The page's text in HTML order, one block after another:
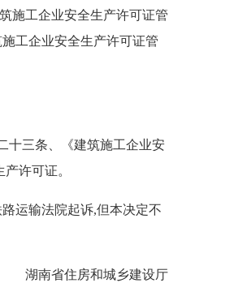
施工企业安全生产许可证管
工企业安全生产许可证管
十三条、《建筑施工企业安
许可证。
运输法院起诉,但本决定不
湖南省住房和城乡建设厅